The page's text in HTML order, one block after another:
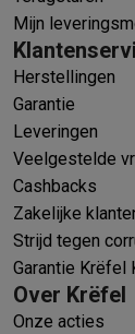
Mijn
Herstellingen
Garantie
Leveringen
Veelgestelde
Cashbacks
Zakelijke
Strijd tegen
Garantie Krëfel
Over Krëfel
Onze acties